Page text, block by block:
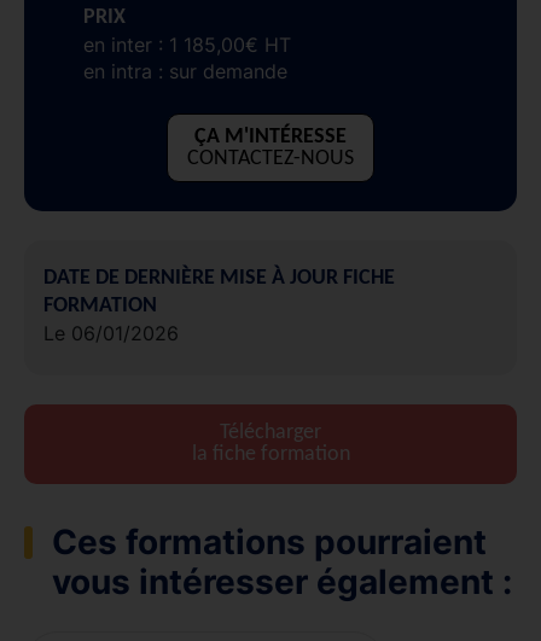
PRIX
en inter : 1 185,00€ HT
en intra : sur demande
ÇA M'INTÉRESSE
CONTACTEZ-NOUS
DATE DE DERNIÈRE MISE À JOUR FICHE
FORMATION
Le 06/01/2026
Télécharger
la fiche formation
Ces formations pourraient
vous intéresser également :